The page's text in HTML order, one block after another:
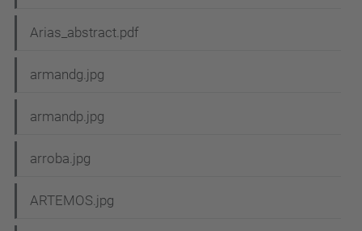
Arias_abstract.pdf
armandg.jpg
armandp.jpg
arroba.jpg
ARTEMOS.jpg